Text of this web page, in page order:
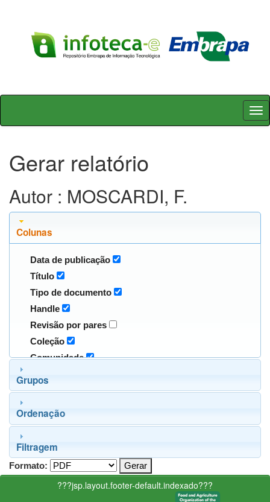
Skip
Gerar relatório
Autor : MOSCARDI, F.
Colunas
Data de publicação
Título
Tipo de documento
Handle
Revisão por pares
Coleção
Comunidade
Grupos
Ordenação
Filtragem
Formato:
???jsp.layout.footer-default.indexado???